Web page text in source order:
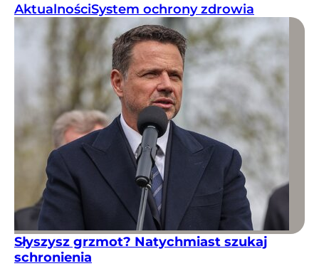
AktualnościSystem ochrony zdrowia
Słyszysz grzmot? Natychmiast szukaj
schronienia